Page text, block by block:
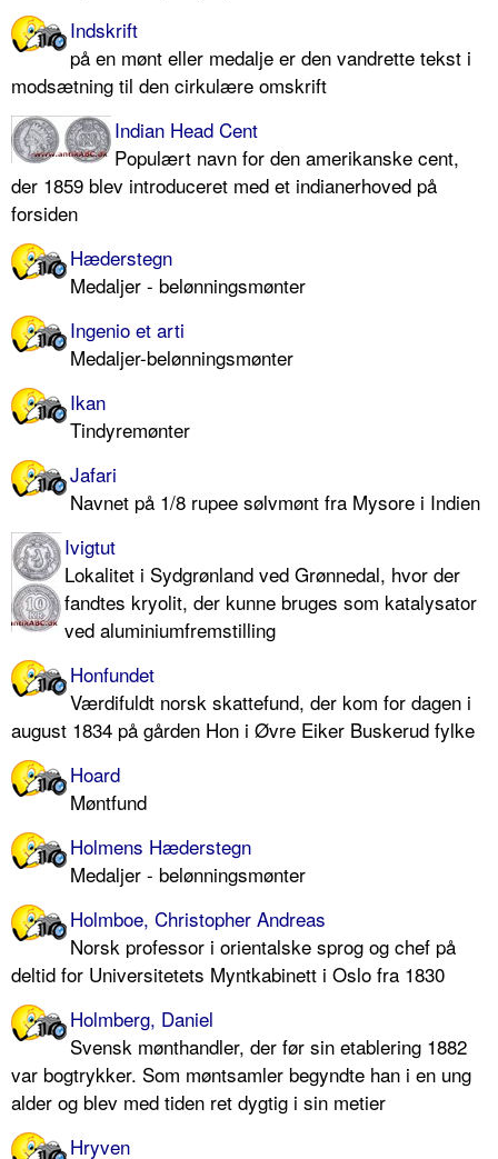
Indskrift
på en mønt eller medalje er den vandrette tekst i
modsætning til den cirkulære omskrift
Indian Head Cent
Populært navn for den amerikanske cent,
der 1859 blev introduceret med et indianerhoved på
forsiden
Hæderstegn
Medaljer - belønningsmønter
Ingenio et arti
Medaljer-belønningsmønter
Ikan
Tindyremønter
Jafari
Navnet på 1/8 rupee sølvmønt fra Mysore i Indien
Ivigtut
Lokalitet i Sydgrønland ved Grønnedal, hvor der
fandtes kryolit, der kunne bruges som katalysator
ved aluminiumfremstilling
Honfundet
Værdifuldt norsk skattefund, der kom for dagen i
august 1834 på gården Hon i Øvre Eiker Buskerud fylke
Hoard
Møntfund
Holmens Hæderstegn
Medaljer - belønningsmønter
Holmboe, Christopher Andreas
Norsk professor i orientalske sprog og chef på
deltid for Universitetets Myntkabinett i Oslo fra 1830
Holmberg, Daniel
Svensk mønthandler, der før sin etablering 1882
var bogtrykker. Som møntsamler begyndte han i en ung
alder og blev med tiden ret dygtig i sin metier
Hryven